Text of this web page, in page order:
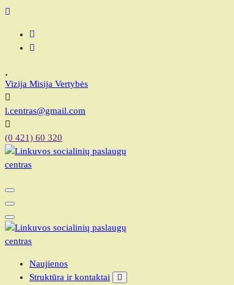
Vizija Misija Vertybės
l.centras@gmail.com
(0 421) 60 320
Linkuvos socialinių paslaugų centras
Linkuvos socialinių paslaugų centras
Naujienos
Struktūra ir kontaktai